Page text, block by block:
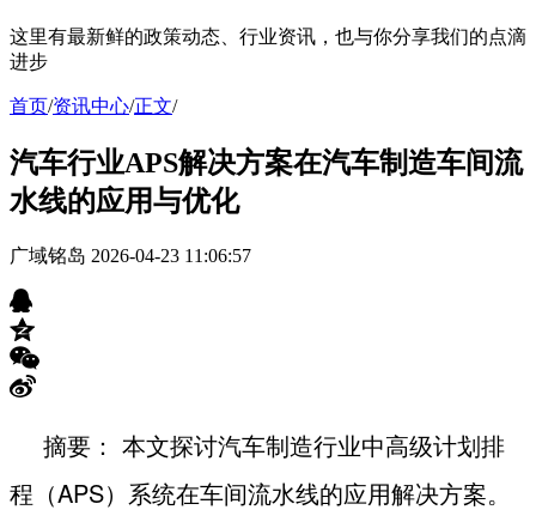
这里有最新鲜的政策动态、行业资讯，也与你分享我们的点滴
进步
首页/资讯中心/正文/
汽车行业APS解决方案在汽车制造车间流
水线的应用与优化
广域铭岛 2026-04-23 11:06:57
摘要： 本文探讨汽车制造行业中高级计划排
程（APS）系统在车间流水线的应用解决方案。